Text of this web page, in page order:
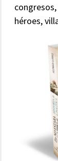
héroes,